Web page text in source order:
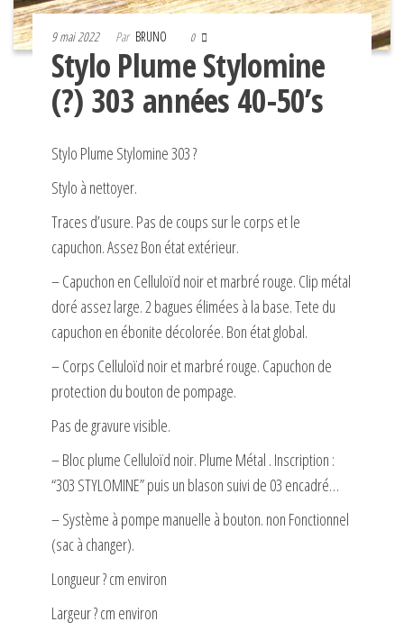
9 mai 2022 Par BRUNO 0
Stylo Plume Stylomine
(?) 303 années 40-50’s
Stylo Plume Stylomine 303 ?
Stylo à nettoyer.
Traces d’usure. Pas de coups sur le corps et le
capuchon. Assez Bon état extérieur.
– Capuchon en Celluloïd noir et marbré rouge. Clip métal
doré assez large. 2 bagues élimées à la base. Tete du
capuchon en ébonite décolorée. Bon état global.
– Corps Celluloïd noir et marbré rouge. Capuchon de
protection du bouton de pompage.
Pas de gravure visible.
– Bloc plume Celluloïd noir. Plume Métal . Inscription :
“303 STYLOMINE” puis un blason suivi de 03 encadré…
– Système à pompe manuelle à bouton. non Fonctionnel
(sac à changer).
Longueur ? cm environ
Largeur ? cm environ